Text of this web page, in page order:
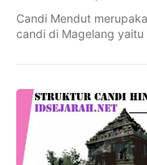
Candi Mendut
candi di Magelang yaitu